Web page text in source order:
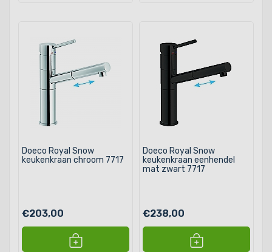
Doeco Royal Snow
keukenkraan chroom 7717
€203,00
Doeco Royal Snow
keukenkraan eenhendel
mat zwart 7717
€238,00